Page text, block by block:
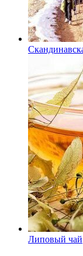
Липовый чай